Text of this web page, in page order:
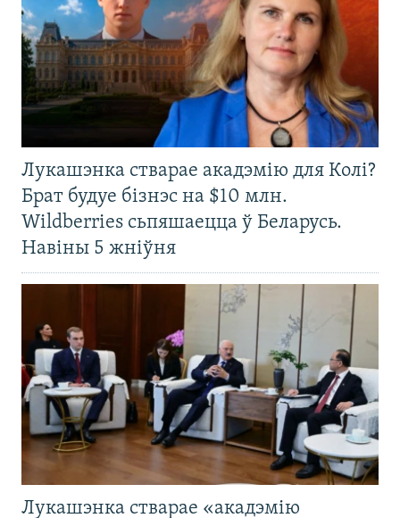
Лукашэнка стварае акадэмію для Колі?
Брат будуе бізнэс на $10 млн.
Wildberries сьпяшаецца ў Беларусь.
Навіны 5 жніўня
Лукашэнка стварае «акадэмію